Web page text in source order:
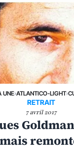
UNE›ATLANTICO-LIGHT›
RETRAIT
7 avril 2017